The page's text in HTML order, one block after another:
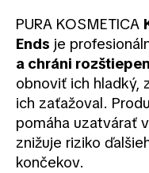
PURA KOSMETICA
Ends je
a chráni
obnoviť ich hladký,
ich zaťažoval.
pomáha uzatvárať
znižuje riziko
končekov.
O
d
p
o
r
ú
č
a
m